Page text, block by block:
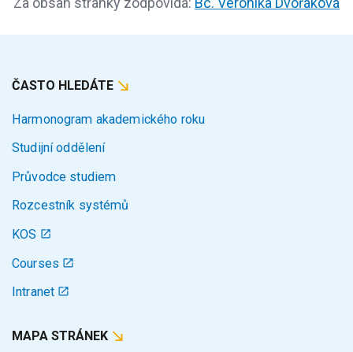
ČASTO HLEDÁTE
Harmonogram akademického roku
Studijní oddělení
Průvodce studiem
Rozcestník systémů
KOS
Courses
Intranet
MAPA STRÁNEK